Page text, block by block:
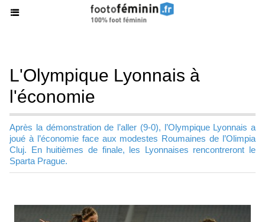
L'Olympique Lyonnais à
l'économie
Après la démonstration de l’aller (9-0), l’Olympique Lyonnais a
joué à l’économie face aux modestes Roumaines de l’Olimpia
Cluj. En huitièmes de finale, les Lyonnaises rencontreront le
Sparta Prague.